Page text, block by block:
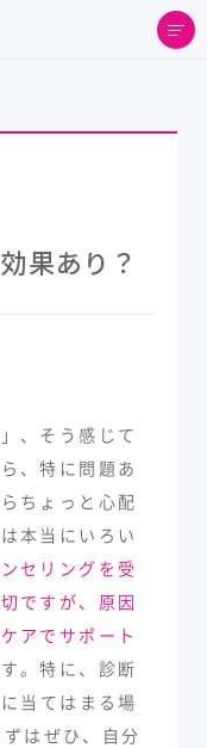
果あり？
、そう感じて
、特に問題あ
ちょっと心配
本当にいろい
セリングを受
ですが、原因
アでサポート
。特に、診断
当てはまる場
はぜひ、自分